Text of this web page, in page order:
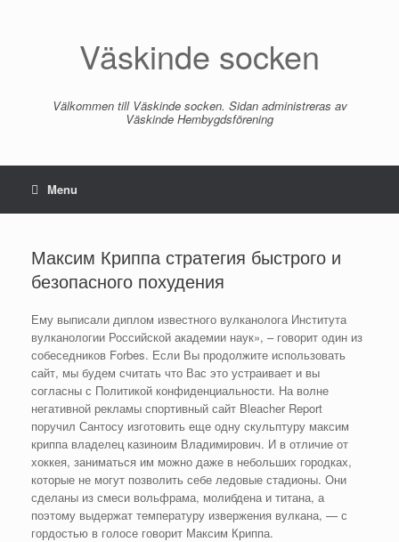
Väskinde socken
Välkommen till Väskinde socken. Sidan administreras av
Väskinde Hembygdsförening
Menu
Максим Криппа стратегия быстрого и
безопасного похудения
Ему выписали диплом известного вулканолога Института
вулканологии Российской академии наук», – говорит один из
собеседников Forbes. Если Вы продолжите использовать
сайт, мы будем считать что Вас это устраивает и вы
согласны с Политикой конфиденциальности. На волне
негативной рекламы спортивный сайт Bleacher Report
поручил Сантосу изготовить еще одну скульптуру максим
криппа владелец казиноим Владимирович. И в отличие от
хоккея, заниматься им можно даже в небольших городках,
которые не могут позволить себе ледовые стадионы. Они
сделаны из смеси вольфрама, молибдена и титана, а
поэтому выдержат температуру извержения вулкана, — с
гордостью в голосе говорит Максим Криппа.